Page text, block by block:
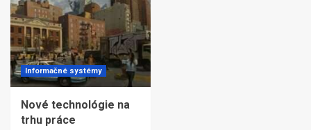
Informačné systémy
Nové technológie na
trhu práce